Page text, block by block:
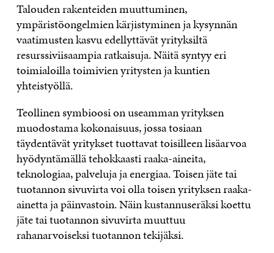
Talouden rakenteiden muuttuminen,
ympäristöongelmien kärjistyminen ja kysynnän
vaatimusten kasvu edellyttävät yrityksiltä
resurssiviisaampia ratkaisuja. Näitä syntyy eri
toimialoilla toimivien yritysten ja kuntien
yhteistyöllä.
Teollinen symbioosi on useamman yrityksen
muodostama kokonaisuus, jossa tosiaan
täydentävät yritykset tuottavat toisilleen lisäarvoa
hyödyntämällä tehokkaasti raaka-aineita,
teknologiaa, palveluja ja energiaa. Toisen jäte tai
tuotannon sivuvirta voi olla toisen yrityksen raaka-
ainetta ja päinvastoin. Näin kustannuseräksi koettu
jäte tai tuotannon sivuvirta muuttuu
rahanarvoiseksi tuotannon tekijäksi.